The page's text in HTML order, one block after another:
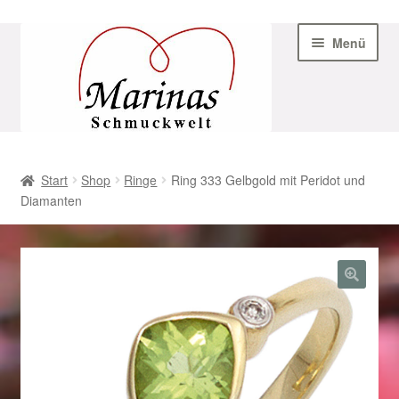
Navigation
Menü
AGB
Beispiel-Seite
Datenschutz
Geschenke zu Ostern 2023
Geschenke zu Ostern 2024
Start Shop Ringe
Ring 333 Gelbgold mit Peridot und
Diamanten